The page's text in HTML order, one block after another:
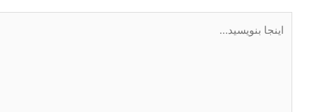
بنویسید…